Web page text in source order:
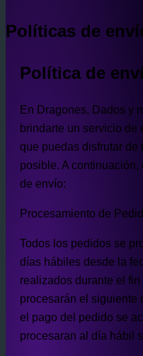
Políticas de
Política de
En Dragones, Dados y
brindarte un servicio de
que puedas disfrutar de
posible. A
de envío:
Procesamiento de
Todos los pedidos se
días hábiles desde la
realizados durante el
procesarán el siguiente
el pago del pedido se
procesaran al día hábil